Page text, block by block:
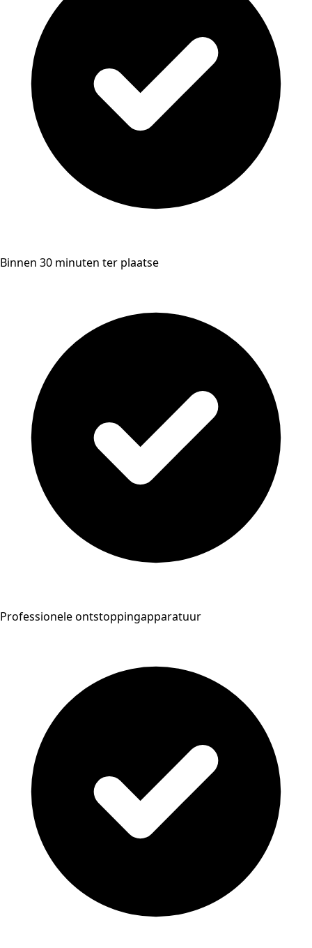
Binnen 30 minuten ter plaatse
Professionele ontstoppingapparatuur